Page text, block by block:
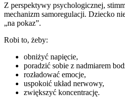
Z perspektywy psychologicznej,
mechanizm samoregulacji. Dziecko
„na pokaz”.
Robi to, żeby:
obniżyć napięcie,
poradzić sobie z nadmiarem
rozładować emocje,
uspokoić układ nerwowy,
zwiększyć koncentrację.